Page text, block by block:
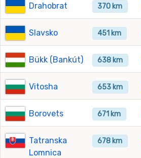
Drahobrat 370 km
Slavsko 451 km
Bükk (Bankút) 638 km
Vitosha 653 km
Borovets 671 km
Tatranska
Lomnica
678 km